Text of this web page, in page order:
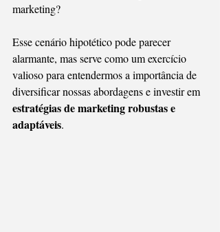
marketing?
Esse cenário hipotético pode parecer
alarmante, mas serve como um exercício
valioso para entendermos a importância de
diversificar nossas abordagens e investir em
estratégias de marketing robustas e
adaptáveis.